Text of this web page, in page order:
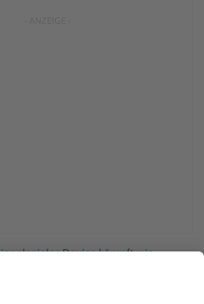
Davies kämpft wie
einem Kreuzbandriss im
Spielpraxis und Form. Das Duo
Spielminuten sammeln.